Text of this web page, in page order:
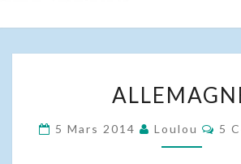
5 Mars 2014 Loulou 5